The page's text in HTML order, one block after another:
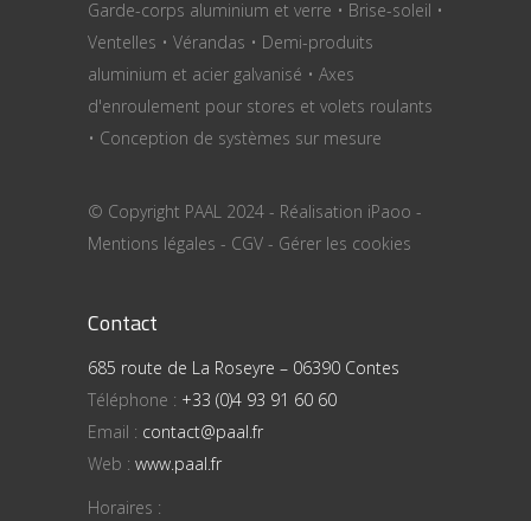
Garde-corps aluminium et verre • Brise-soleil •
Ventelles • Vérandas • Demi-produits
aluminium et acier galvanisé • Axes
d'enroulement pour stores et volets roulants
• Conception de systèmes sur mesure
© Copyright PAAL 2024 - Réalisation iPaoo -
Mentions légales - CGV - Gérer les cookies
Contact
685 route de La Roseyre – 06390 Contes
Téléphone : +33 (0)4 93 91 60 60
Email : contact@paal.fr
Web : www.paal.fr
Horaires :